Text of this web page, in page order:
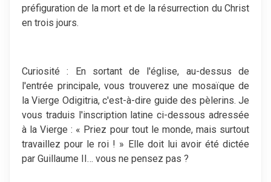
préfiguration de la mort et de la résurrection du Christ
en trois jours.
Curiosité : En sortant de l'église, au-dessus de
l'entrée principale, vous trouverez une mosaïque de
la Vierge Odigitria, c'est-à-dire guide des pèlerins. Je
vous traduis l'inscription latine ci-dessous adressée
à la Vierge : « Priez pour tout le monde, mais surtout
travaillez pour le roi ! » Elle doit lui avoir été dictée
par Guillaume II… vous ne pensez pas ?